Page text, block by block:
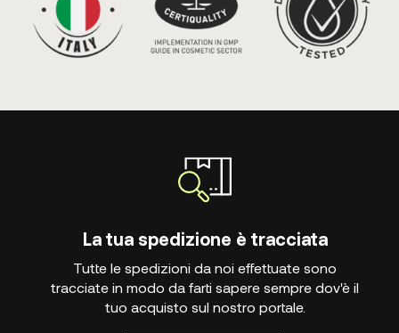
La tua spedizione è tracciata
Tutte le spedizioni da noi effettuate sono
tracciate in modo da farti sapere sempre dov'è il
tuo acquisto sul nostro portale.